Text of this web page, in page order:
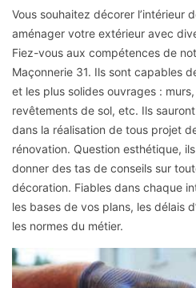
Vous souhaitez décorer l’intérieur
aménager votre extérieur avec
Fiez-vous aux compétences de
Maçonnerie 31. Ils sont capables
et les plus solides ouvrages :
revêtements de sol, etc. Ils
dans la réalisation de tous projet
rénovation. Question esthétique,
donner des tas de conseils sur
décoration. Fiables dans chaque
les bases de vos plans, les délais
les normes du métier.